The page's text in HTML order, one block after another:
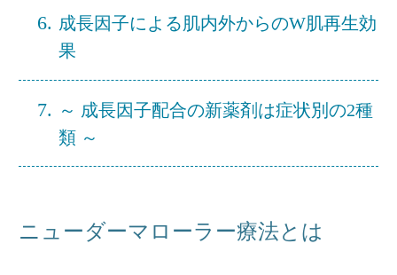
6. 成長因子による肌内外からのW肌再生効
果
7.
～ 成長因子配合の新薬剤は症状別の2種
類 ～
ニューダーマローラー療法とは